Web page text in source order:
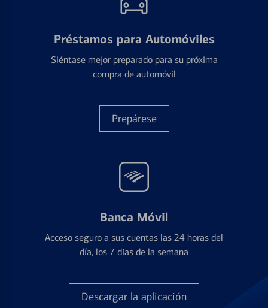
Préstamos para Automóviles
Siéntase mejor preparado para su próxima
compra de automóvil
Prepárese
Banca Móvil
Acceso seguro a sus cuentas las 24 horas del
día, los 7 días de la semana
Descargar la aplicación